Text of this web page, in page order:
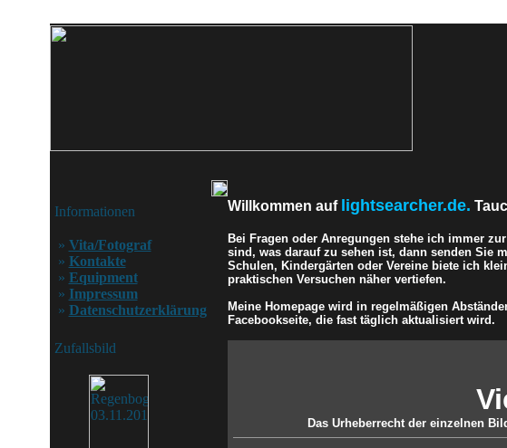
Informationen
» Vita/Fotograf
» Kontakte
» Equipment
» Impressum
» Datenschutzerklärung
Zufallsbild
Willkommen auf lightsearcher.de.
Bei Fragen oder Anregungen stehe ich immer
sind, was darauf zu sehen ist, dann senden Sie
Schulen, Kindergärten oder Vereine biete ich
praktischen Versuchen näher vertiefen.
Meine Homepage wird in regelmäßigen
Facebookseite, die fast täglich aktualisiert wird.
Das Urheberrecht der einzelnen